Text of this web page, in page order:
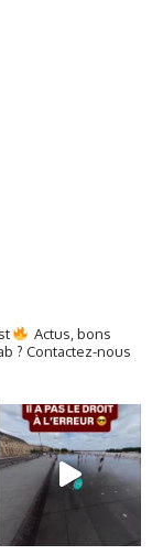
Actus, bons
? Contactez-nous